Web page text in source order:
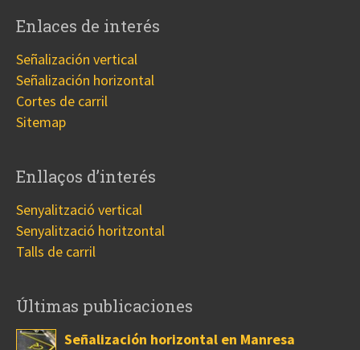
Enlaces de interés
Señalización vertical
Señalización horizontal
Cortes de carril
Sitemap
Enllaços d’interés
Senyalització vertical
Senyalització horitzontal
Talls de carril
Últimas publicaciones
Señalización horizontal en Manresa